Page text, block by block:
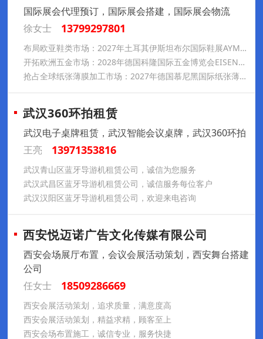
国际展会代理预订，国际展会搭建，国际展会物流
徐女士
13799297801
布局欧亚鞋类市场：2027年土耳其伊斯坦布尔国际鞋展AYMOD参展推荐
开拓欧洲五金市场：2028年德国科隆国际五金博览会EISENWARENMESSE参展推荐
抢占全球纸张薄膜加工市场：2027年德国慕尼黑国际纸张薄膜加工展览会ICE Europe参展推荐
武汉360环拍租赁
武汉电子桌牌租赁，武汉智能会议桌牌，武汉360环拍
王亮
13971353816
武汉青山区蓝牙导游机租赁公司，诚信为您服务
武汉武昌区蓝牙导游机租赁公司，诚信服务每位客户
武汉汉阳区蓝牙导游机租赁公司，欢迎来电咨询
西安悦迈诺广告文化传媒有限公司
西安会场展厅布置，会议会展活动策划，西安舞台搭建
公司
任女士
18509286669
西安会展活动策划，追求质量，满意度高
西安会展活动策划，精益求精，顾客至上
西安会场布置施工，诚信专业，服务快捷